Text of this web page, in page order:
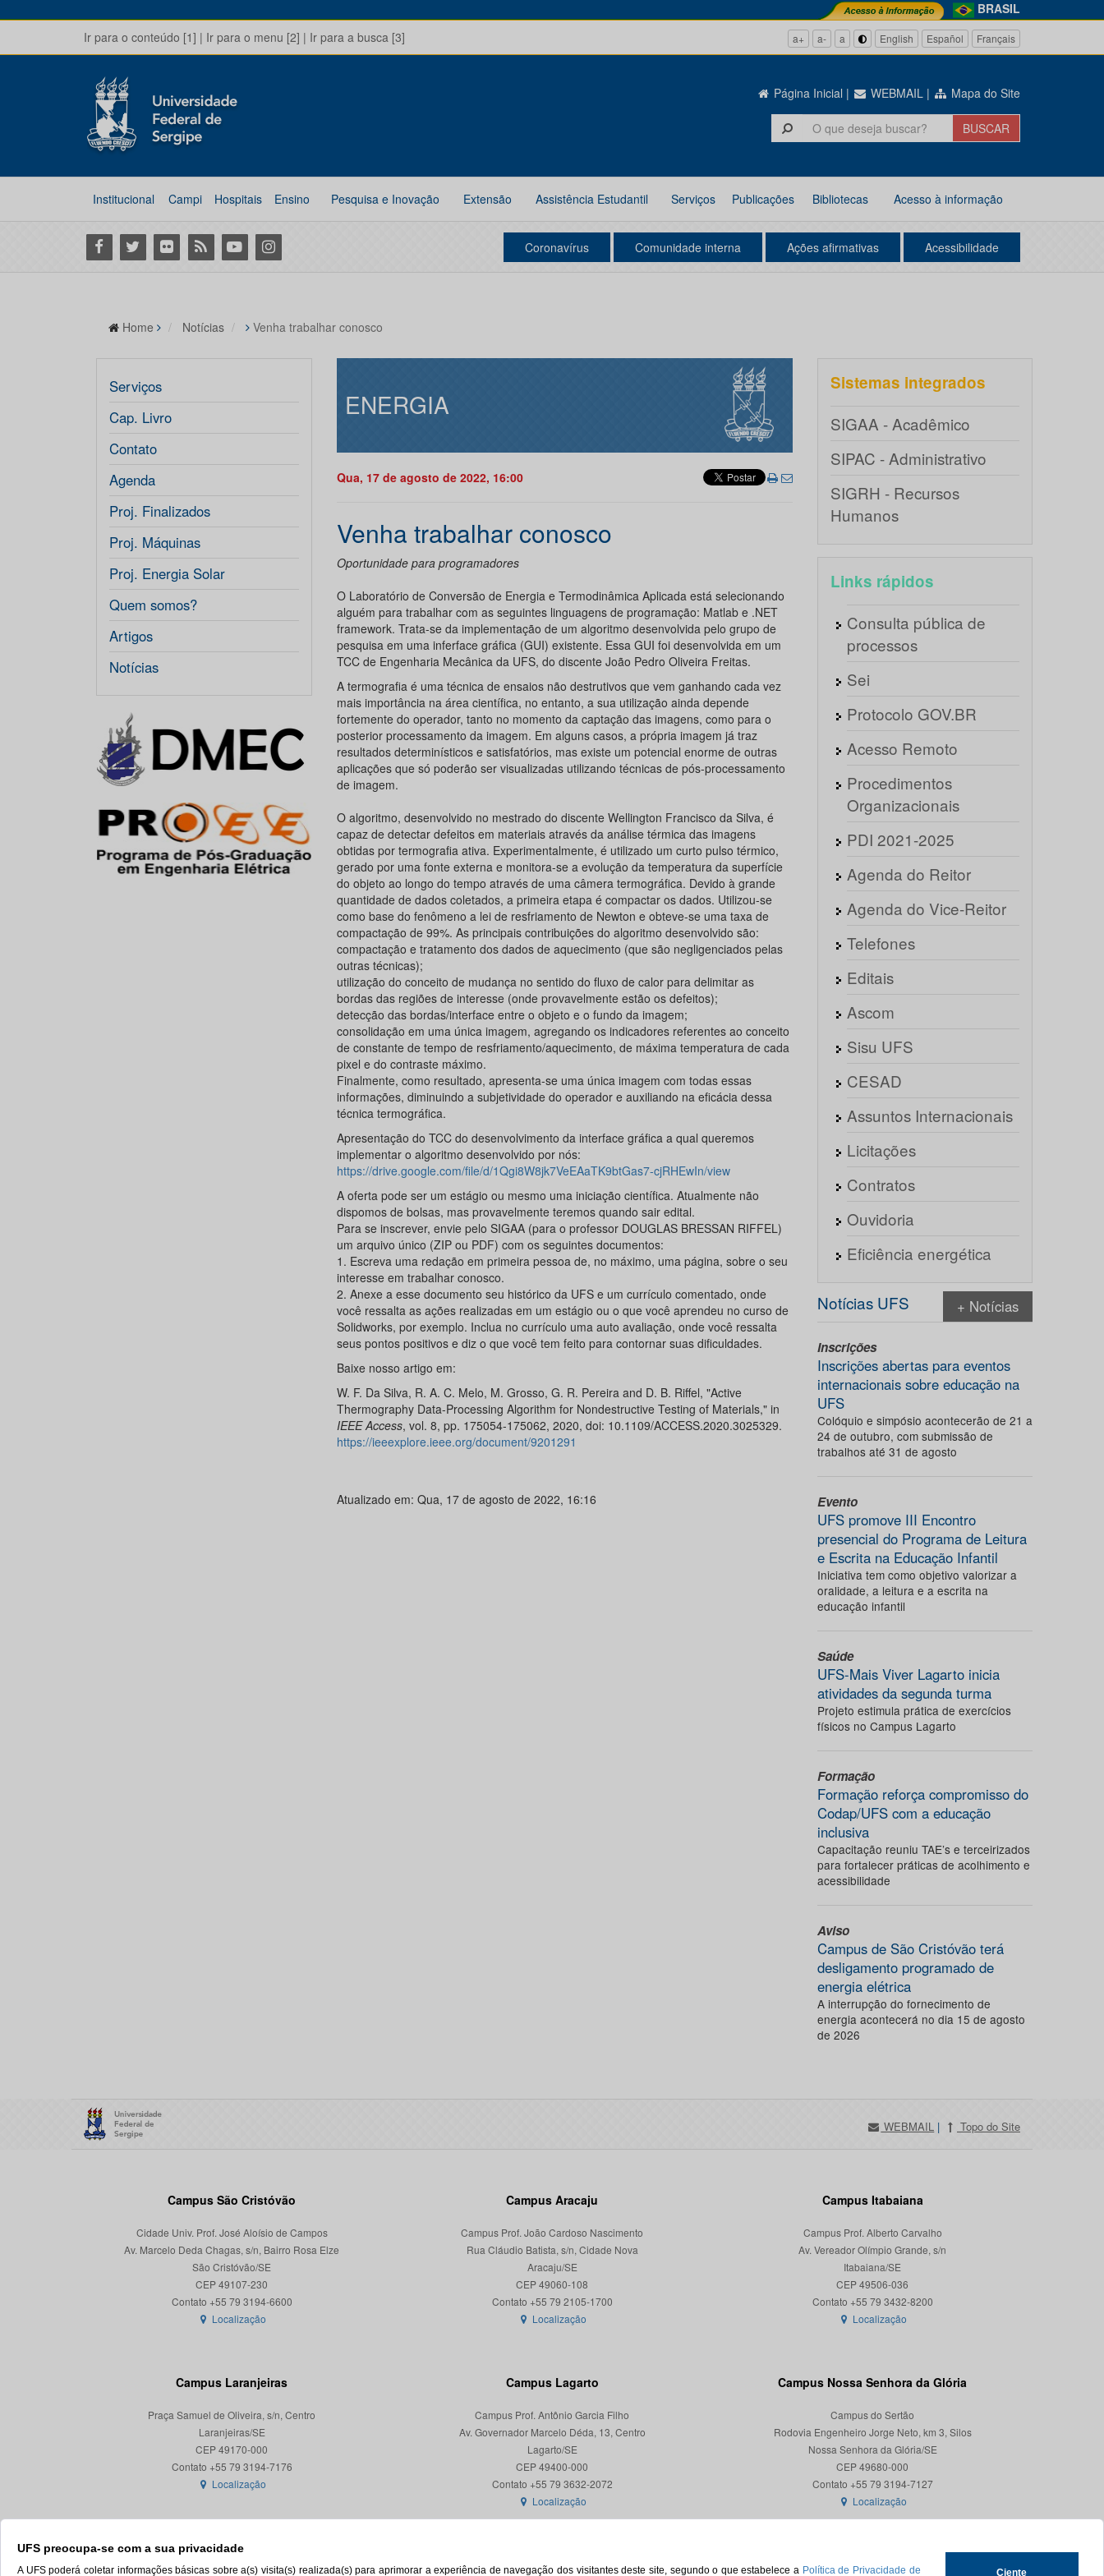
BRASIL
Ir para o conteúdo [1] | Ir para o menu [2] | Ir para a busca [3] a+ a- a English Español Français
Página Inicial | WEBMAIL | Mapa do Site
Institucional Campi Hospitais Ensino Pesquisa e Inovação Extensão Assistência Estudantil Serviços Publicações Bibliotecas Acesso à informação
Facebook
Twitter Flickr RSS YoutubeInstagram Coronavírus Comunidade interna Ações afirmativas Acessibilidade
UFS preocupa-se com a sua privacidade
A UFS poderá coletar informações básicas sobre a(s) visita(s) realizada(s) para aprimorar a experiência de navegação dos visitantes deste site, segundo o que estabelece a Política de Privacidade de Ciente
Home Notícias Venha trabalhar conosco
Serviços
Cap. Livro
Contato
Agenda
Proj. Finalizados
Proj. Máquinas
Proj. Energia Solar
Quem somos?
Artigos
Notícias
ENERGIA
Qua, 17 de agosto de 2022, 16:00
Venha trabalhar conosco
Oportunidade para programadores
O Laboratório de Conversão de Energia e Termodinâmica Aplicada está selecionando
alguém para trabalhar com as seguintes linguagens de programação: Matlab e .NET
framework. Trata-se da implementação de um algoritmo desenvolvida pelo grupo de
pesquisa em uma inferface gráfica (GUI) existente. Essa GUI foi desenvolvida em um
TCC de Engenharia Mecânica da UFS, do discente João Pedro Oliveira Freitas.
A termografia é uma técnica de ensaios não destrutivos que vem ganhando cada vez
mais importância na área científica, no entanto, a sua utilização ainda depende
fortemente do operador, tanto no momento da captação das imagens, como para o
posterior processamento da imagem. Em alguns casos, a própria imagem já traz
resultados determinísticos e satisfatórios, mas existe um potencial enorme de outras
aplicações que só poderão ser visualizadas utilizando técnicas de pós-processamento
de imagem.
O algoritmo, desenvolvido no mestrado do discente Wellington Francisco da Silva, é
capaz de detectar defeitos em materiais através da análise térmica das imagens
obtidas por termografia ativa. Experimentalmente, é utilizado um curto pulso térmico,
gerado por uma fonte externa e monitora-se a evolução da temperatura da superfície
do objeto ao longo do tempo através de uma câmera termográfica. Devido à grande
quantidade de dados coletados, a primeira etapa é compactar os dados. Utilizou-se
como base do fenômeno a lei de resfriamento de Newton e obteve-se uma taxa de
compactação de 99%. As principais contribuições do algoritmo desenvolvido são:
compactação e tratamento dos dados de aquecimento (que são negligenciados pelas
outras técnicas);
utilização do conceito de mudança no sentido do fluxo de calor para delimitar as
bordas das regiões de interesse (onde provavelmente estão os defeitos);
detecção das bordas/interface entre o objeto e o fundo da imagem;
consolidação em uma única imagem, agregando os indicadores referentes ao conceito
de constante de tempo de resfriamento/aquecimento, de máxima temperatura de cada
pixel e do contraste máximo.
Finalmente, como resultado, apresenta-se uma única imagem com todas essas
informações, diminuindo a subjetividade do operador e auxiliando na eficácia dessa
técnica termográfica.
Apresentação do TCC do desenvolvimento da interface gráfica a qual queremos
implementar o algoritmo desenvolvido por nós:
https://drive.google.com/file/d/1Qgi8W8jk7VeEAaTK9btGas7-cjRHEwIn/view
A oferta pode ser um estágio ou mesmo uma iniciação científica. Atualmente não
dispomos de bolsas, mas provavelmente teremos quando sair edital.
Para se inscrever, envie pelo SIGAA (para o professor DOUGLAS BRESSAN RIFFEL)
um arquivo único (ZIP ou PDF) com os seguintes documentos:
1. Escreva uma redação em primeira pessoa de, no máximo, uma página, sobre o seu
interesse em trabalhar conosco.
2. Anexe a esse documento seu histórico da UFS e um currículo comentado, onde
você ressalta as ações realizadas em um estágio ou o que você aprendeu no curso de
Solidworks, por exemplo. Inclua no currículo uma auto avaliação, onde você ressalta
seus pontos positivos e diz o que você tem feito para contornar suas dificuldades.
Baixe nosso artigo em:
W. F. Da Silva, R. A. C. Melo, M. Grosso, G. R. Pereira and D. B. Riffel, "Active
Thermography Data-Processing Algorithm for Nondestructive Testing of Materials," in
IEEE Access, vol. 8, pp. 175054-175062, 2020, doi: 10.1109/ACCESS.2020.3025329.
https://ieeexplore.ieee.org/document/9201291
Atualizado em: Qua, 17 de agosto de 2022, 16:16
Sistemas integrados
SIGAA - Acadêmico
SIPAC - Administrativo
SIGRH - Recursos
Humanos
Links rápidos
Consulta pública de
processos
Sei
Protocolo GOV.BR
Acesso Remoto
Procedimentos
Organizacionais
PDI 2021-2025
Agenda do Reitor
Agenda do Vice-Reitor
Telefones
Editais
Ascom
Sisu UFS
CESAD
Assuntos Internacionais
Licitações
Contratos
Ouvidoria
Eficiência energética
Notícias UFS + Notícias
Inscrições
Inscrições abertas para eventos
internacionais sobre educação na
UFS
Colóquio e simpósio acontecerão de 21 a
24 de outubro, com submissão de
trabalhos até 31 de agosto
Evento
UFS promove III Encontro
presencial do Programa de Leitura
e Escrita na Educação Infantil
Iniciativa tem como objetivo valorizar a
oralidade, a leitura e a escrita na
educação infantil
Saúde
UFS-Mais Viver Lagarto inicia
atividades da segunda turma
Projeto estimula prática de exercícios
físicos no Campus Lagarto
Formação
Formação reforça compromisso do
Codap/UFS com a educação
inclusiva
Capacitação reuniu TAE’s e terceirizados
para fortalecer práticas de acolhimento e
acessibilidade
Aviso
Campus de São Cristóvão terá
desligamento programado de
energia elétrica
A interrupção do fornecimento de
energia acontecerá no dia 15 de agosto
de 2026
WEBMAIL | Topo do Site
Campus São Cristóvão
Cidade Univ. Prof. José Aloísio de Campos
Av. Marcelo Deda Chagas, s/n, Bairro Rosa Elze
São Cristóvão/SE
CEP 49107-230
Localização
Campus Aracaju
Campus Prof. João Cardoso Nascimento
Rua Cláudio Batista, s/n, Cidade Nova
Aracaju/SE
CEP 49060-108
Localização
Campus Itabaiana
Campus Prof. Alberto Carvalho
Av. Vereador Olímpio Grande, s/n
Itabaiana/SE
CEP 49506-036
Localização
Campus Laranjeiras
Praça Samuel de Oliveira, s/n, Centro
Laranjeiras/SE
CEP 49170-000
Localização
Campus Lagarto
Campus Prof. Antônio Garcia Filho
Av. Governador Marcelo Déda, 13, Centro
Lagarto/SE
CEP 49400-000
Localização
Campus Nossa Senhora da Glória
Campus do Sertão
Rodovia Engenheiro Jorge Neto, km 3, Silos
Nossa Senhora da Glória/SE
CEP 49680-000
Contato +55 79 3194-7127
Localização